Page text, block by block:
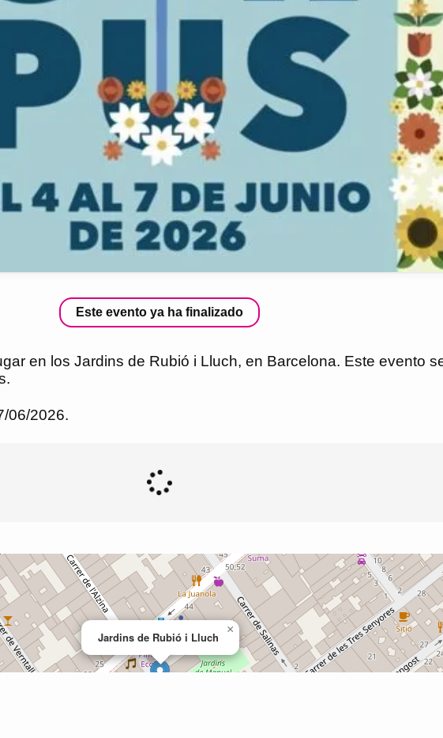
Este evento ya ha finalizado
en los Jardins de Rubió i Lluch, en Barcelona. Este evento
06/2026.